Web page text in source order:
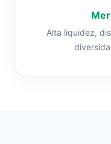
Alta liquidez,